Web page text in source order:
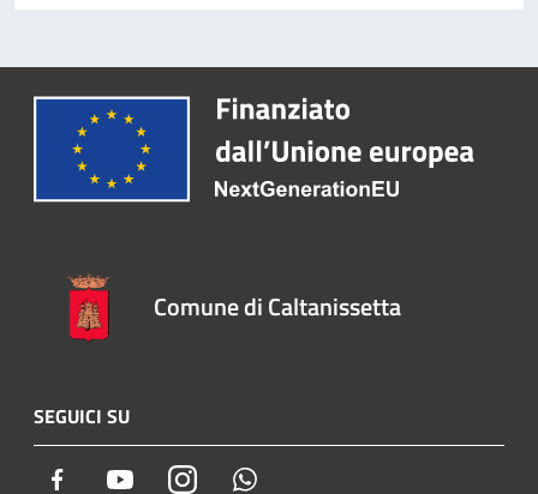
Comune di Caltanissetta
SEGUICI SU
Facebook YoutubeInstagram